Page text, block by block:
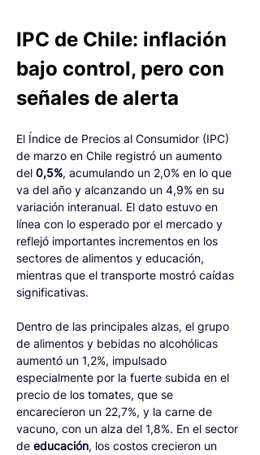
IPC de Chile: inflación
bajo control, pero con
señales de alerta
El Índice de Precios al Consumidor (IPC)
de marzo en Chile registró un aumento
del 0,5%, acumulando un 2,0% en lo que
va del año y alcanzando un 4,9% en su
variación interanual. El dato estuvo en
línea con lo esperado por el mercado y
reflejó importantes incrementos en los
sectores de alimentos y educación,
mientras que el transporte mostró caídas
significativas.
Dentro de las principales alzas, el grupo
de alimentos y bebidas no alcohólicas
aumentó un 1,2%, impulsado
especialmente por la fuerte subida en el
precio de los tomates, que se
encarecieron un 22,7%, y la carne de
vacuno, con un alza del 1,8%. En el sector
de educación, los costos crecieron un